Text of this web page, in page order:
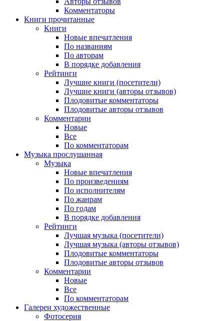
Комментаторы
Книги прочитанные
Книги
Новые впечатления
По названиям
По авторам
В порядке добавления
Рейтинги
Лучшие книги (посетители)
Лучшие книги (авторы отзывов)
Плодовитые комментаторы
Плодовитые авторы отзывов
Комментарии
Новые
Все
По комментаторам
Музыка прослушанная
Музыка
Новые впечатления
По произведениям
По исполнителям
По жанрам
По годам
В порядке добавления
Рейтинги
Лучшая музыка (посетители)
Лучшая музыка (авторы отзывов)
Плодовитые комментаторы
Плодовитые авторы отзывов
Комментарии
Новые
Все
По комментаторам
Галереи художественные
Фотосерия